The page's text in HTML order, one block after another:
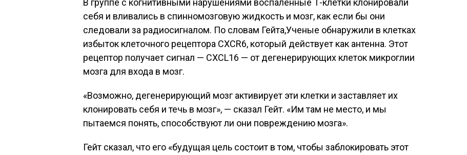
В группе с когнитивными нарушениями воспаленные Т-клетки клонировали
себя и вливались в спинномозговую жидкость и мозг, как если бы они
следовали за радиосигналом. По словам Гейта,Ученые обнаружили в клетках
избыток клеточного рецептора CXCR6, который действует как антенна. Этот
рецептор получает сигнал — CXCL16 — от дегенерирующих клеток микроглии
мозга для входа в мозг.
«Возможно, дегенерирующий мозг активирует эти клетки и заставляет их
клонировать себя и течь в мозг», — сказал Гейт. «Им там не место, и мы
пытаемся понять, способствуют ли они повреждению мозга».
Гейт сказал, что его «будущая цель состоит в том, чтобы заблокировать этот